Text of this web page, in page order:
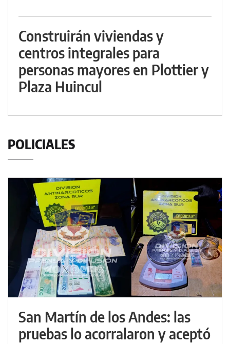
Construirán viviendas y
centros integrales para
personas mayores en Plottier y
Plaza Huincul
POLICIALES
San Martín de los Andes: las
pruebas lo acorralaron y aceptó